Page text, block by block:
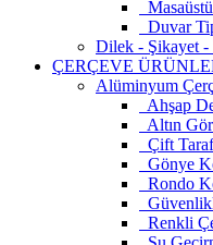
Duvar
Dilek - Şikayet -
ÇERÇEVE
Alüminyum
Ahşap
Altın
Çift
Gönye
Rondo
Renkli